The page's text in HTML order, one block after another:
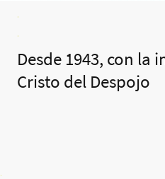
.
.
Desde 1943, con la
Cristo del Despojo
.